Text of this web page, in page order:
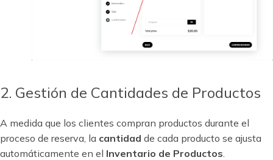
2. Gestión de Cantidades de Productos
A medida que los clientes compran productos durante el
proceso de reserva, la cantidad de cada producto se ajusta
automáticamente en el Inventario de Productos